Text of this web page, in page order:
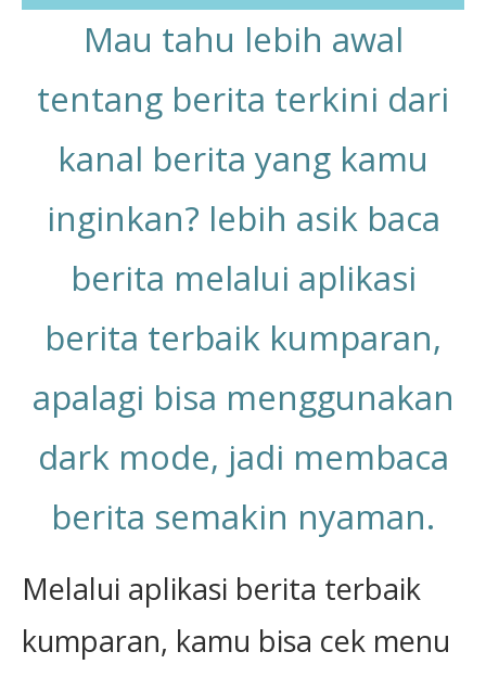
Mau tahu lebih awal
tentang berita terkini dari
kanal berita yang kamu
inginkan? lebih asik baca
berita melalui aplikasi
berita terbaik kumparan,
apalagi bisa menggunakan
dark mode, jadi membaca
berita semakin nyaman.
Melalui aplikasi berita terbaik
kumparan, kamu bisa cek menu